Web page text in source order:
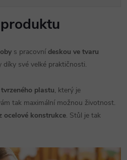
s pracovnídeskou ve tvaru
díky své velké praktičnosti.
tvrzeného plastu, který je
tak maximální možnou životnost.
ocelové konstrukce. Stůl je tak